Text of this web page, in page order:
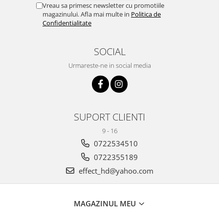
Vreau sa primesc newsletter cu promotiile
magazinului. Afla mai multe in Politica de
Confidentialitate
SOCIAL
Urmareste-ne in social media
SUPORT CLIENTI
9 - 16
0722534510
0722355189
effect_hd@yahoo.com
MAGAZINUL MEU